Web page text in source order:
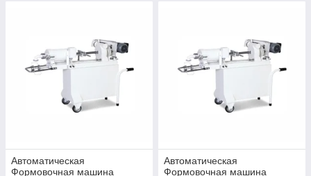
Автоматическая
Формовочная машина
Автоматическая
Формовочная машина